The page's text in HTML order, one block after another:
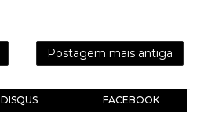
Postagem mais antiga
DISQUS FACEBOOK